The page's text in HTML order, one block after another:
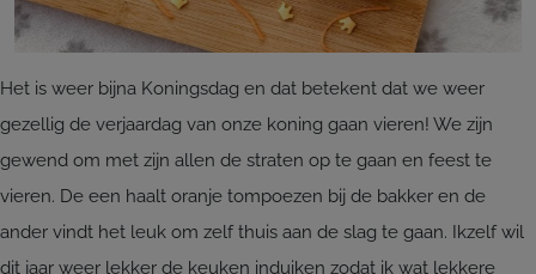
Het is weer bijna Koningsdag en dat betekent dat we weer
gezellig de verjaardag van onze koning gaan vieren! We zijn
gewend om met zijn allen de straten op te gaan en feest te
vieren. De een haalt oranje tompoezen bij de bakker en de
ander vindt het leuk om zelf thuis aan de slag te gaan. Ikzelf wil
dit jaar weer lekker de keuken induiken zodat ik wat lekkere